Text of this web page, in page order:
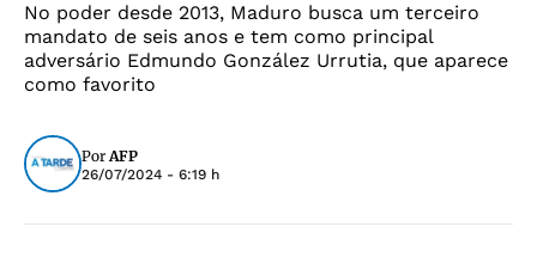
No poder desde 2013, Maduro busca um terceiro
mandato de seis anos e tem como principal
adversário Edmundo González Urrutia, que aparece
como favorito
PorAFP
26/07/2024 - 6:19 h